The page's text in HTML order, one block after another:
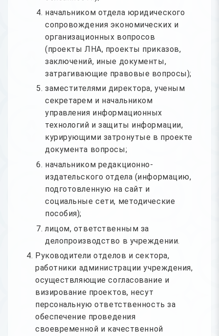
начальником отдела юридического
сопровождения экономических и
организационных вопросов
(проекты ЛНА, проекты приказов,
заключений, иные документы,
затрагивающие правовые вопросы);
заместителями директора, ученым
секретарем и начальником
управления информационных
технологий и защиты информации,
курирующими затронутые в проекте
документа вопросы;
начальником редакционно-
издательского отдела (информацию,
подготовленную на сайт и
социальные сети, методические
пособия);
лицом, ответственным за
делопроизводство в учреждении.
Руководители отделов и сектора,
работники администрации учреждения,
осуществляющие согласование и
визирование проектов, несут
персональную ответственность за
обеспечение проведения
своевременной и качественной